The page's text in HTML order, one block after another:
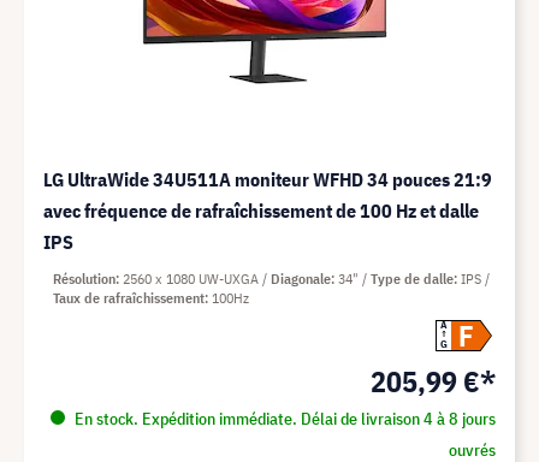
LG UltraWide 34U511A moniteur WFHD 34 pouces 21:9
avec fréquence de rafraîchissement de 100 Hz et dalle
IPS
A
G
F
205,99 €*
En stock. Expédition immédiate. Délai de livraison 4 à 8 jours
ouvrés
Résolution 2560 x 1080 UW-UXGA Diagonale 34" Type de dalle IPS
Taux de rafraîchissement 100Hz